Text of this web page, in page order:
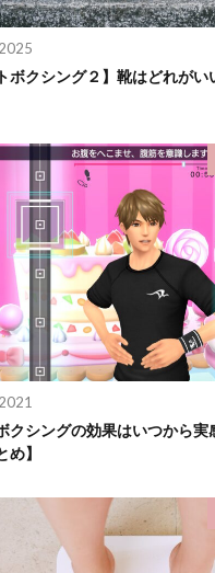
ボクシング２】靴はどれが
クシングの効果はいつから実
】